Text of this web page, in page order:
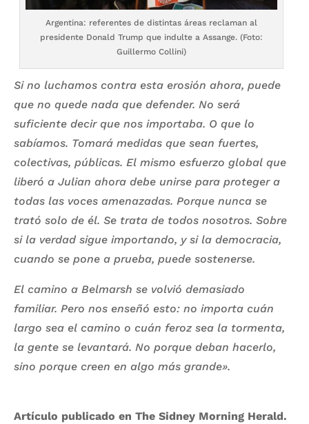
Argentina: referentes de distintas áreas reclaman al
presidente Donald Trump que indulte a Assange. (Foto:
Guillermo Collini)
Si no luchamos contra esta erosión ahora, puede
que no quede nada que defender. No será
suficiente decir que nos importaba. O que lo
sabíamos. Tomará medidas que sean fuertes,
colectivas, públicas. El mismo esfuerzo global que
liberó a Julian ahora debe unirse para proteger a
todas las voces amenazadas. Porque nunca se
trató solo de él. Se trata de todos nosotros. Sobre
si la verdad sigue importando, y si la democracia,
cuando se pone a prueba, puede sostenerse.
El camino a Belmarsh se volvió demasiado
familiar. Pero nos enseñó esto: no importa cuán
largo sea el camino o cuán feroz sea la tormenta,
la gente se levantará. No porque deban hacerlo,
sino porque creen en algo más grande».
Artículo publicado en The Sidney Morning Herald.